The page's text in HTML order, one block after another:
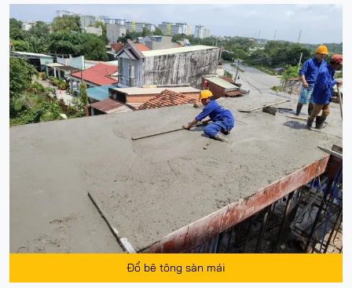
Đổ bê tông sàn mái